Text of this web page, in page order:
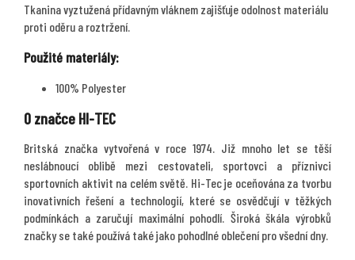
Tkanina vyztužená přídavným vláknem zajišťuje odolnost materiálu
proti oděru a roztržení.
Použité materiály:
100% Polyester
O značce HI-TEC
Britská značka vytvořená v roce 1974. Již mnoho let se těší
neslábnoucí oblibě mezi cestovateli, sportovci a příznivci
sportovních aktivit na celém světě. Hi-Tec je oceňována za tvorbu
inovativních řešení a technologií, které se osvědčují v těžkých
podmínkách a zaručují maximální pohodlí. Široká škála výrobků
značky se také používá také jako pohodlné oblečení pro všední dny.